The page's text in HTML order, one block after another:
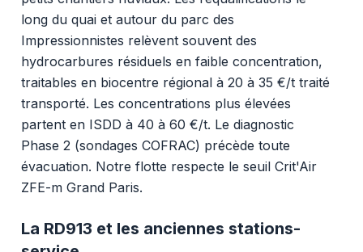
long du quai et autour du parc des
Impressionnistes relèvent souvent des
hydrocarbures résiduels en faible concentration,
traitables en biocentre régional à 20 à 35 €/t traité
transporté. Les concentrations plus élevées
partent en ISDD à 40 à 60 €/t. Le diagnostic
Phase 2 (sondages COFRAC) précède toute
évacuation. Notre flotte respecte le seuil Crit'Air
ZFE-m Grand Paris.
La RD913 et les anciennes stations-